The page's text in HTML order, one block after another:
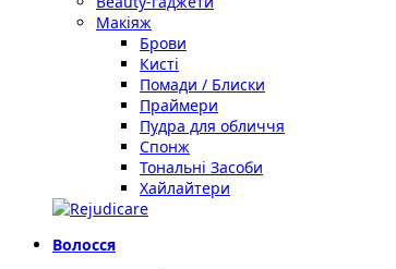
Макіяж
Брови
Кисті
Помади / Блиски
Праймери
Пудра для обличчя
Спонж
Тональні Засоби
Хайлайтери
Волосся